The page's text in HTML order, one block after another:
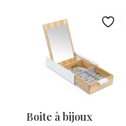
Boite à bijoux